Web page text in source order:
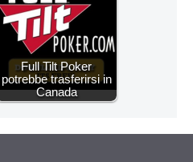
Full Tilt Poker
potrebbe trasferirsi in
Canada